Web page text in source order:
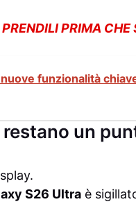
PRIMA
funzionalità
un
S26 Ultra è